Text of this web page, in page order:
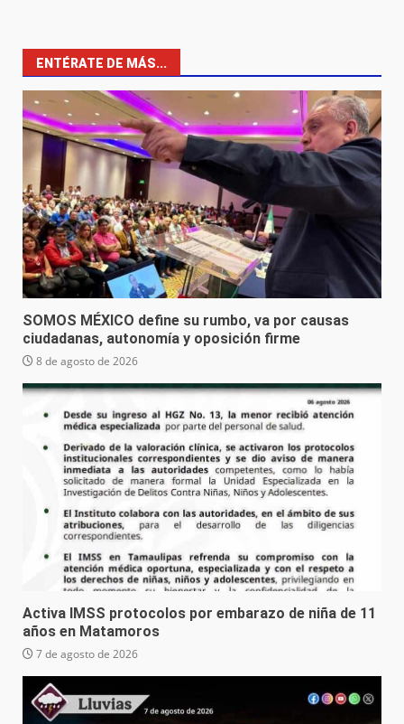
ENTÉRATE DE MÁS...
SOMOS MÉXICO define su rumbo, va por causas
ciudadanas, autonomía y oposición firme
8 de agosto de 2026
Activa IMSS protocolos por embarazo de niña de 11
años en Matamoros
7 de agosto de 2026